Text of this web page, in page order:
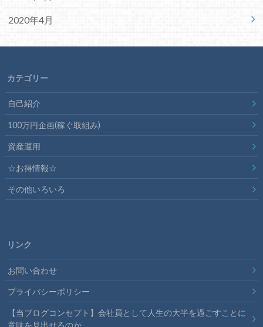
2020年4月
カテゴリー
自己紹介
100万円企画(稼ぐ取組み)
資産運用
☆お得情報☆
その他いろいろ
リンク
お問い合わせ
プライバシーポリシー
【当ブログコンセプト】会社員として人生の大半を過ごすことに